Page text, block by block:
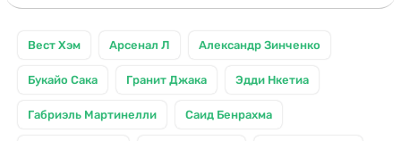
Вест Хэм Арсенал Л Александр Зинченко
Букайо Сака Гранит Джака Эдди Нкетиа
Габриэль Мартинелли Саид Бенрахма